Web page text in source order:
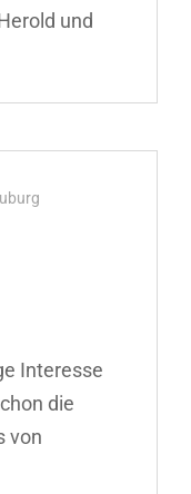
und
Interesse
die
von